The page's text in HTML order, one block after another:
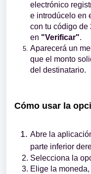
electrónico
e introdúcelo en
con tu código de
en "Verificar".
Aparecerá un
que el monto
del destinatario.
Cómo usar la
Abre la
parte inferior
Selecciona la
Elige la